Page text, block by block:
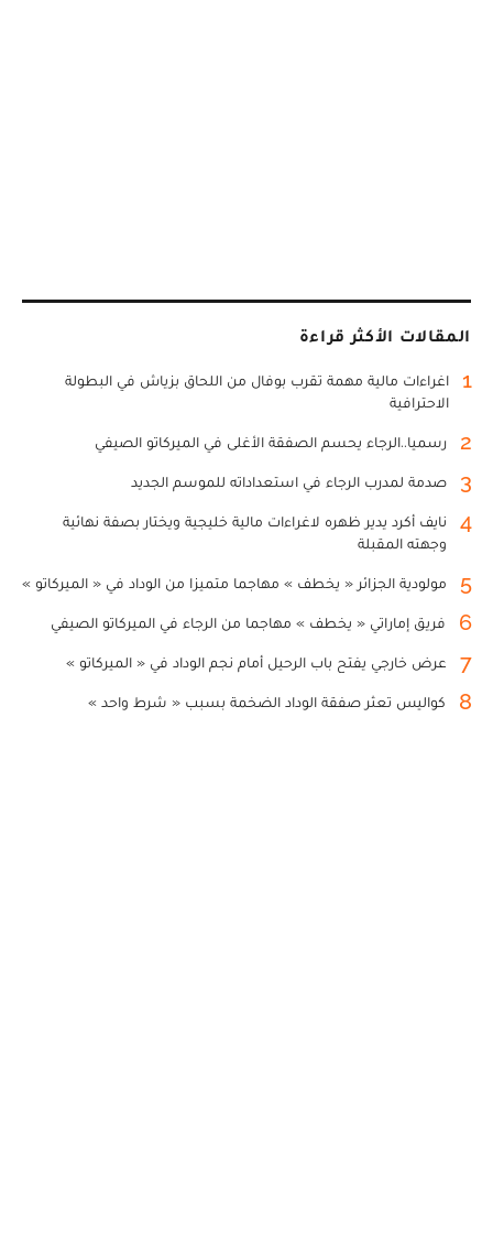
المقالات الأكثر قراءة
1
اغراءات مالية مهمة تقرب بوفال من اللحاق بزياش في البطولة
الاحترافية
2 رسميا..الرجاء يحسم الصفقة الأغلى في الميركاتو الصيفي
3 صدمة لمدرب الرجاء في استعداداته للموسم الجديد
4
نايف أكرد يدير ظهره لاغراءات مالية خليجية ويختار بصفة نهائية
وجهته المقبلة
5 مولودية الجزائر « يخطف » مهاجما متميزا من الوداد في « الميركاتو »
6 فريق إماراتي « يخطف » مهاجما من الرجاء في الميركاتو الصيفي
7 عرض خارجي يفتح باب الرحيل أمام نجم الوداد في « الميركاتو »
8 كواليس تعثر صفقة الوداد الضخمة بسبب « شرط واحد »